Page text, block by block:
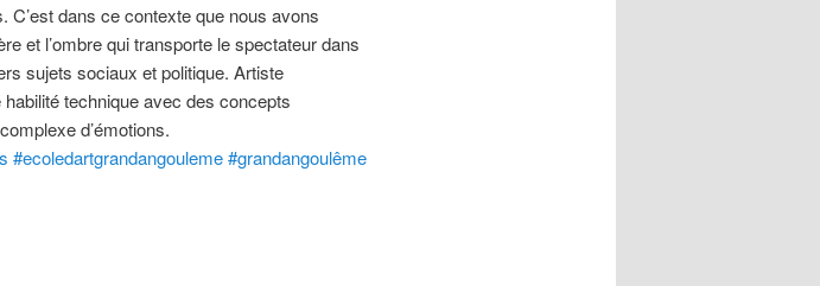
dans ce contexte que nous avons
et l’ombre qui transporte le spectateur dans
sujets sociaux et politique. Artiste
technique avec des concepts
d’émotions.
#ecoledartgrandangouleme#grandangoulême